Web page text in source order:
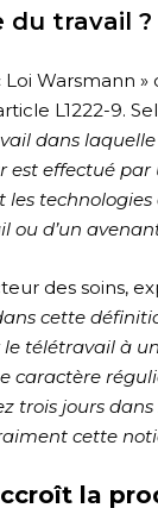
du travail ?
Loi Warsmann
L1222-9.
dans
est effectué
les
ou d’un
des soins,
cette
le télétravail à
caractère
trois jours
cette
la